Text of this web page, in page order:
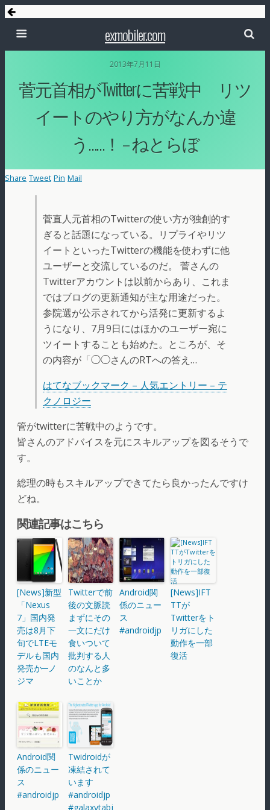
exmobiler.com
2013年7月11日
菅元首相がTwitterに苦戦中 リツ
イートのやり方がなんか違
う……！ – ねとらぼ
Share Tweet Pin Mail
菅直人元首相のTwitterの使い方が独創的す
ぎると話題になっている。リプライやリツ
イートといったTwitterの機能を使わずに他
ユーザーと交流しているのだ。 菅さんの
Twitterアカウントは以前からあり、これま
ではブログの更新通知が主な用途だった。
参院選が公示されてから活発に更新するよ
うになり、7月9日にはほかのユーザー宛に
ツイートすることも始めた。ところが、そ
の内容が「◯◯さんのRTへの答え…
はてなブックマーク – 人気エントリー – テ
クノロジー
管がtwitterに苦戦中のようです。
皆さんのアドバイスを元にスキルアップを図るそうで
す。
総理の時もスキルアップできてたら良かったんですけ
どね。
関連記事はこちら
[News]新型
「Nexus
7」国内発
売は8月下
旬でLTEモ
デルも国内
発売か─ノ
ジマ
Twitterで前
後の文脈読
まずにその
一文にだけ
食いついて
批判する人
のなんと多
いことか
Android関
係のニュー
ス
#androidjp
[News]IFT
TTが
Twitterをト
リガにした
動作を一部
復活
Android関
係のニュー
ス
#androidjp
Twidroidが
凍結されて
います
#androidjp
#galaxytabj